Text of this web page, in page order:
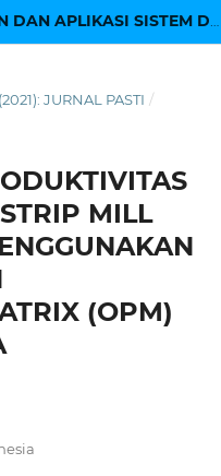
JURNAL PASTI /
MILL
(OPM)